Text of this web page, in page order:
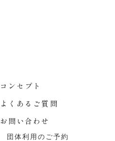
コンセプト
よくあるご質問
お問い合わせ
団体利用のご予約